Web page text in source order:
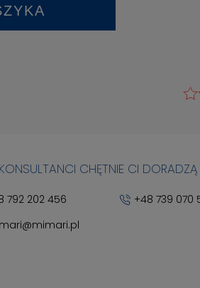
CHĘTNIE CI DORADZĄ
792 202 456
+48 739 070